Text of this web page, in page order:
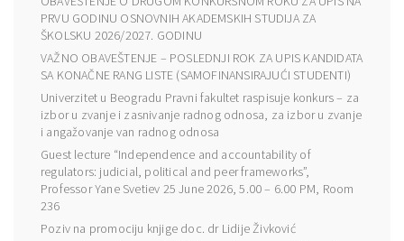
PRVU GODINU OSNOVNIH AKADEMSKIH STUDIJA ZA
ŠKOLSKU 2026/2027. GODINU
VAŽNO OBAVEŠTENJE – POSLEDNJI ROK ZA UPIS KANDIDATA
SA KONAČNE RANG LISTE (SAMOFINANSIRAJUĆI STUDENTI)
Univerzitet u Beogradu Pravni fakultet raspisuje konkurs – za
izbor u zvanje i zasnivanje radnog odnosa, za izbor u zvanje
i angažovanje van radnog odnosa
Guest lecture “Independence and accountability of
regulators: judicial, political and peer frameworks”,
Professor Yane Svetiev 25 June 2026, 5.00 – 6.00 PM, Room
236
Poziv na promociju knjige doc. dr Lidije Živković